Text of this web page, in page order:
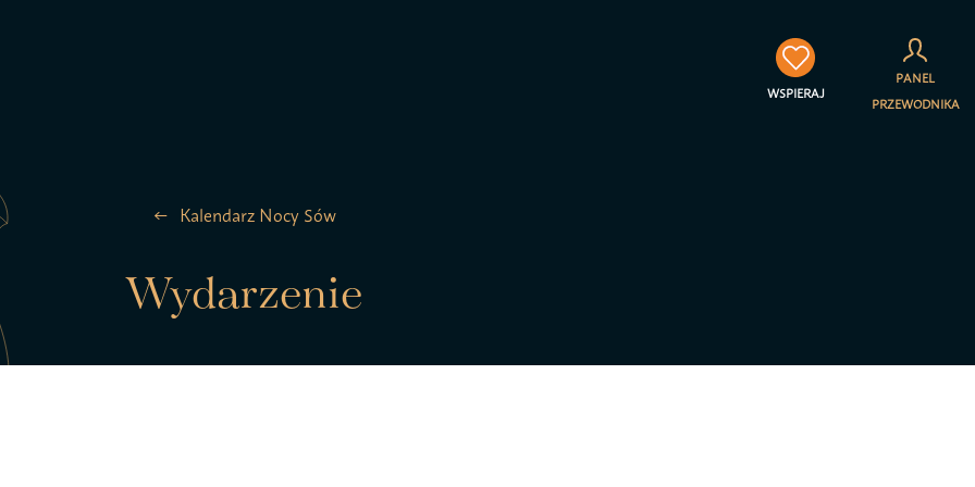
WSPIERAJ
PANEL
PRZEWODNIKA
ptaków Kalendarz Nocy Sów
Wydarzenie